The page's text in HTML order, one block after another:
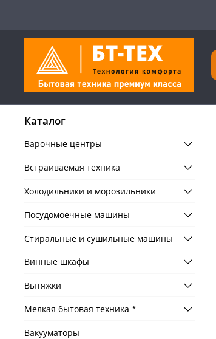
Каталог
Варочные центры
Встраиваемая техника
Холодильники и морозильники
Посудомоечные машины
Стиральные и сушильные машины
Винные шкафы
Вытяжки
Мелкая бытовая техника *
Вакууматоры